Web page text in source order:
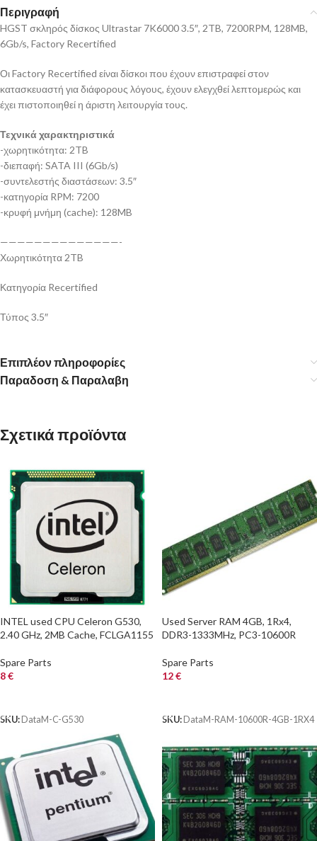
Περιγραφή
HGST σκληρός δίσκος Ultrastar 7K6000 3.5″, 2TB, 7200RPM, 128MB,
6Gb/s, Factory Recertified
Οι Factory Recertified είναι δίσκοι που έχουν επιστραφεί στον
κατασκευαστή για διάφορους λόγους, έχουν ελεγχθεί λεπτομερώς και
έχει πιστοποιηθεί η άριστη λειτουργία τους.
Τεχνικά χαρακτηριστικά
-χωρητικότητα: 2TB
-διεπαφή: SATA III (6Gb/s)
-συντελεστής διαστάσεων: 3.5″
-κατηγορία RPM: 7200
-κρυφή μνήμη (cache): 128MB
——————————————-
Χωρητικότητα 2TB
Κατηγορία Recertified
Τύπος 3.5″
Επιπλέον πληροφορίες
Παραδοση & Παραλαβη
Σχετικά προϊόντα
INTEL used CPU Celeron G530,
2.40 GHz, 2MB Cache, FCLGA1155
Spare Parts
8€
SKU: DataM-C-G530
Used Server RAM 4GB, 1Rx4,
DDR3-1333MHz, PC3-10600R
Spare Parts
12€
SKU: DataM-RAM-10600R-4GB-1RX4